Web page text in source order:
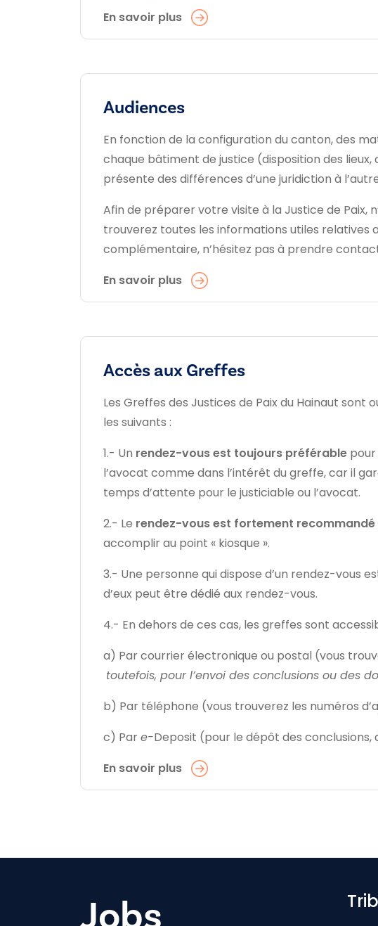
En savoir plus
Audiences
En fonction de la configuration du canton, des
chaque bâtiment de justice (disposition des
présente des différences d’une juridiction à
Afin de préparer votre visite à la Justice de Paix,
trouverez toutes les informations utiles relatives
complémentaire, n’hésitez pas à prendre
En savoir plus
Accès aux Greffes
Les Greffes des Justices de Paix du Hainaut sont
les suivants :
1.- Un rendez-vous est toujours préférable
l’avocat comme dans l’intérêt du greffe, car il
temps d’attente pour le justiciable ou l’avocat.
2.- Le rendez-vous est fortement recommandé
accomplir au point « kiosque ».
3.- Une personne qui dispose d’un rendez-vous
d’eux peut être dédié aux rendez-vous.
4.- En dehors de ces cas, les greffes sont
a) Par courrier électronique ou postal (vous
toutefois, pour l’envoi des conclusions ou des
b) Par téléphone (vous trouverez les numéros
c) Pare-Deposit (pour le dépôt des conclusions,
En savoir plus